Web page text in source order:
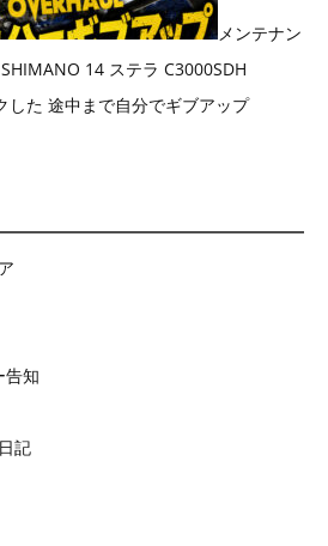
メンテナン
14 ステラ C3000SDH
した 途中まで自分でギブアップ
告知
記